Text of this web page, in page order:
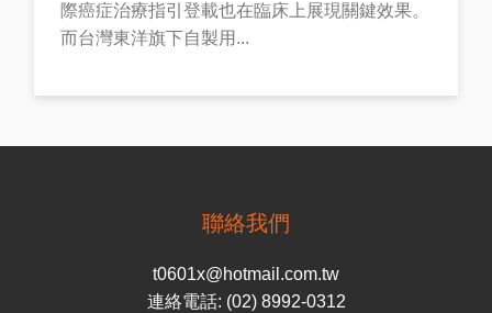
際癌症治療指引登載也在臨床上展現關鍵效果。
而台灣東洋旗下自製用...
聯絡我們
t0601x@hotmail.com.tw
連絡電話: (02) 8992-0312